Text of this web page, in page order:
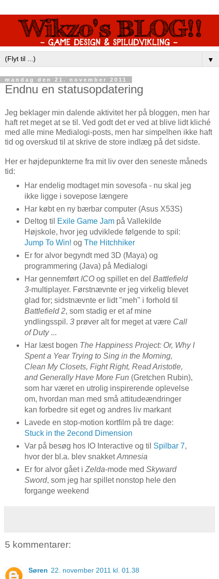
▼
mandag den 21. november 2011
Endnu en statusopdatering
Jeg beklager min dalende aktivitet her på bloggen, men har
haft ret meget at se til. Ved godt det er ved at blive lidt kliché
med alle mine Medialogi-posts, men har simpelhen ikke haft
tid og overskud til at skrive de store indlæg på det sidste.
Her er højdepunkterne fra mit liv over den seneste måneds
tid:
Har endelig modtaget min sovesofa - nu skal jeg
ikke ligge i sovepose længere
Har købt en ny bærbar computer (Asus X53S)
Deltog til
Exile Game Jampå Vallekilde
Højskole, hvor jeg udviklede følgende to spil:
Jump To Win! og The Hitchhiker
Er for alvor begyndt med 3D (Maya) og
programmering (Java) på Medialogi
Har gennemført ICOog spillet en del Battlefield
3-multiplayer. Førstnævnte er jeg virkelig blevet
glad for; sidstnævnte er lidt "meh" i forhold til
Battlefield 2, som stadig er et af mine
yndlingsspil. 3prøver alt for meget at være Call
of Duty...
Har læst bogen The Happiness Project: Or, Why I
Spent a Year Trying to Sing in the Morning,
Clean My Closets, Fight Right, Read Aristotle,
and Generally Have More Fun (Gretchen Rubin),
som har været en utrolig inspirerende oplevelse
om, hvordan man med små attitudeændringer
kan forbedre sit eget og andres liv markant
Lavede en stop-motion kortfilm på tre dage:
Stuck in the 2econd Dimension
Var på besøg hos IO Interactive og til Spilbar 7,
hvor der bl.a. blev snakketAmnesia
Er for alvor gået i Zelda-mode med Skyward
Sword, som jeg har spillet nonstop hele den
forgange weekend
5 kommentarer:
Søren 22. november 2011 kl. 01.38